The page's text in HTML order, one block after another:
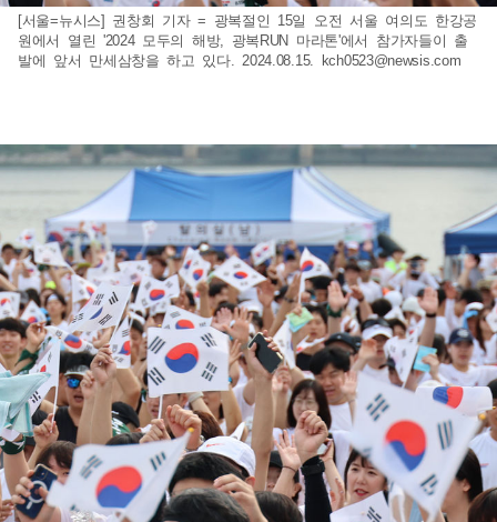
[서울=뉴시스] 권창회 기자 = 광복절인 15일 오전 서울 여의도 한강공
원에서 열린 '2024 모두의 해방, 광복RUN 마라톤'에서 참가자들이 출
발에 앞서 만세삼창을 하고 있다. 2024.08.15.
kch0523@newsis.com